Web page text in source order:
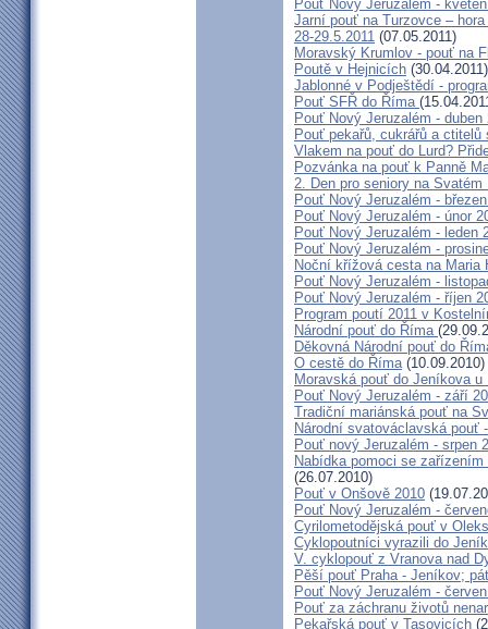
Pouť Nový Jeruzalém -
Jarní pouť na Turzovce –
28-29.5.2011 (07.05.2011)
Moravský Krumlov - pouť na
Poutě v Hejnicích (30.04.2011)
Jablonné v Podještědí -
Pouť SFŘ do Říma
Pouť Nový Jeruzalém - duben
Pouť pekařů, cukrářů a ctitelů
Vlakem na pouť do Lurd?
Pozvánka na pouť k Panně
2. Den pro seniory na
Pouť Nový Jeruzalém -
Pouť Nový Jeruzalém - únor
Pouť Nový Jeruzalém - leden
Pouť Nový Jeruzalém -
Noční křížová cesta na Maria
Pouť Nový Jeruzalém -
Pouť Nový Jeruzalém - říjen
Program poutí 2011 v
Národní pouť do Říma
Děkovná Národní pouť do
O cestě do Říma(10.09.2010)
Moravská pouť do Jeníkova u
Pouť Nový Jeruzalém - září
Tradiční mariánská pouť na
Národní svatováclavská pouť
Pouť nový Jeruzalém - srpen
Nabídka pomoci se
(26.07.2010)
Pouť v Onšově 2010
Pouť Nový Jeruzalém -
Cyrilometodějská pouť v
Cyklopoutníci vyrazili do
V. cyklopouť z Vranova nad
Pěší pouť Praha - Jeníkov;
Pouť Nový Jeruzalém -
Pouť za záchranu životů
Pekařská pouť v Tasovicích